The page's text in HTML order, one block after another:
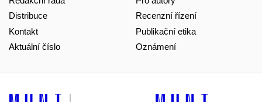
Distribuce
Kontakt
Aktuální číslo
Recenzní řízení
Publikační etika
Oznámení